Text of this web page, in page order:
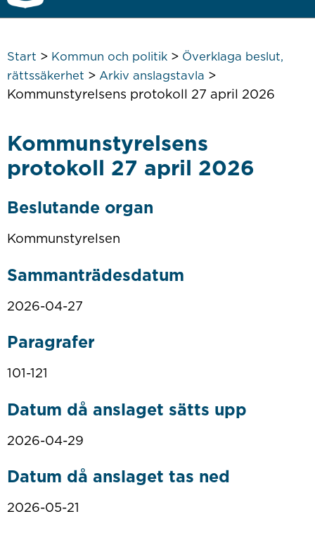
Start > Kommun och politik> Överklaga beslut,
rättssäkerhet > Arkiv anslagstavla >
Kommunstyrelsens protokoll 27 april 2026
Kommunstyrelsens
protokoll 27 april 2026
Beslutande organ
Kommunstyrelsen
Sammanträdesdatum
2026-04-27
Paragrafer
101-121
Datum då anslaget sätts upp
2026-04-29
Datum då anslaget tas ned
2026-05-21